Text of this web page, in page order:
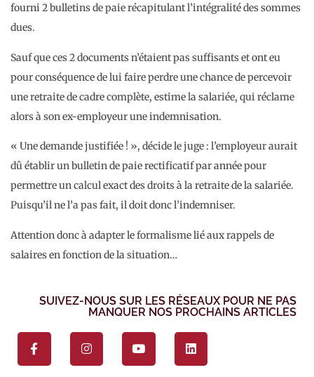
fourni 2 bulletins de paie récapitulant l’intégralité des sommes
dues.
Sauf que ces 2 documents n’étaient pas suffisants et ont eu
pour conséquence de lui faire perdre une chance de percevoir
une retraite de cadre complète, estime la salariée, qui réclame
alors à son ex-employeur une indemnisation.
« Une demande justifiée ! », décide le juge : l’employeur aurait
dû établir un bulletin de paie rectificatif par année pour
permettre un calcul exact des droits à la retraite de la salariée.
Puisqu’il ne l’a pas fait, il doit donc l’indemniser.
Attention donc à adapter le formalisme lié aux rappels de
salaires en fonction de la situation…
SUIVEZ-NOUS SUR LES RÉSEAUX POUR NE PAS
MANQUER NOS PROCHAINS ARTICLES